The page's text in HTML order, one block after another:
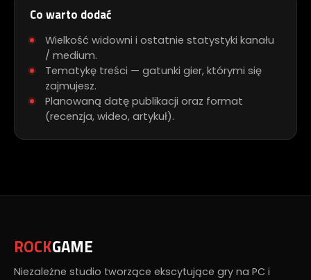
Co warto dodać
Wielkość widowni i ostatnie statystyki kanału
/ medium.
Tematykę treści — gatunki gier, którymi się
zajmujesz.
Planowaną datę publikacji oraz format
(recenzja, wideo, artykuł).
ROCKGAME
Niezależne studio tworzące ekscytujące gry na PC i